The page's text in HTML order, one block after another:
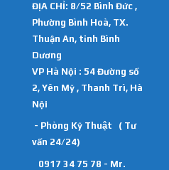
ĐỊA CHỈ: 8/52 Bình Đức ,
Phường Bình Hoà, TX.
Thuận An, tỉnh Bình
Dương
VP Hà Nội : 54 Đường số
2, Yên Mỹ , Thanh Trì, Hà
Nội
- Phòng Kỹ Thuật ( Tư
vấn 24/24)
0917 34 75 78 - Mr.